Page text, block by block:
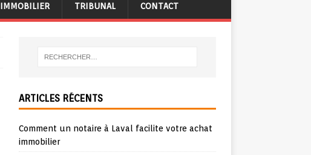
IMMOBILIER TRIBUNAL CONTACT
ARTICLES RÉCENTS
Comment un notaire à Laval facilite votre achat
immobilier